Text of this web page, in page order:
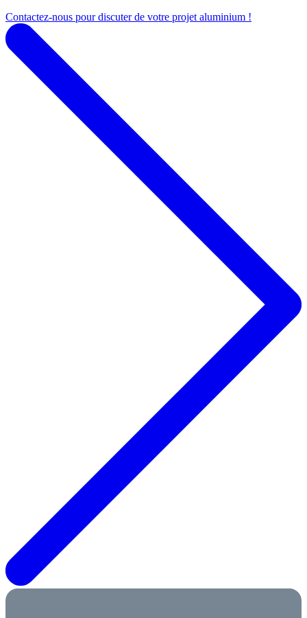
Contactez-nous pour discuter de votre projet aluminium !